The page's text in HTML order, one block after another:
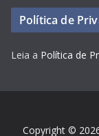
Política de
Leia a Política de
Copyright ©